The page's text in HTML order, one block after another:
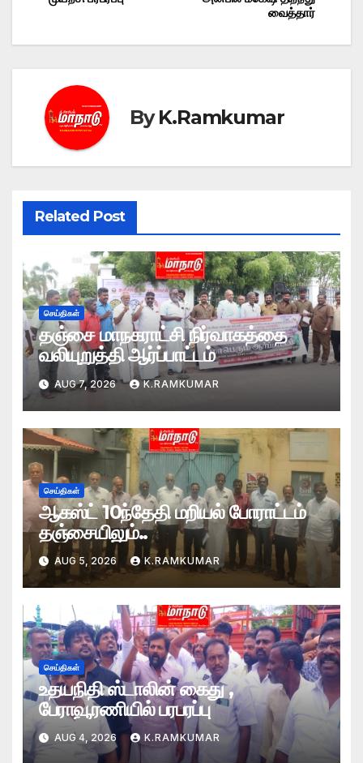
வைத்தார்
ByK.Ramkumar
Related Post
செய்திகள்
தஞ்சை மாநகராட்சி நிர்வாகத்தை
வலியுறுத்தி ஆர்ப்பாட்டம்
AUG 7, 2026 K.RAMKUMAR
செய்திகள்
ஆகஸ்ட் 10ந்தேதி மறியல் போராட்டம்
தஞ்சையிலும்..
AUG 5, 2026 K.RAMKUMAR
செய்திகள்
உதயநிதி ஸ்டாலின் கைது ,
பேராவூரணியில் பரபரப்பு
AUG 4, 2026 K.RAMKUMAR